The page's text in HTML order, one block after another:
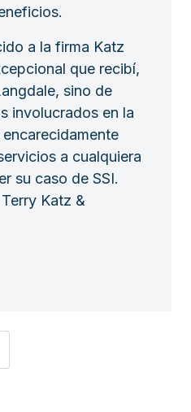
a la firma Katz
que recibí,
sino de
involucrados en la
a cualquiera
su caso de SSI.
Katz &